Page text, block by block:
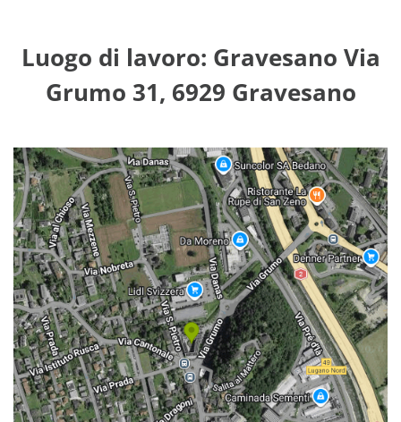
Luogo di lavoro: Gravesano Via
Grumo 31, 6929 Gravesano